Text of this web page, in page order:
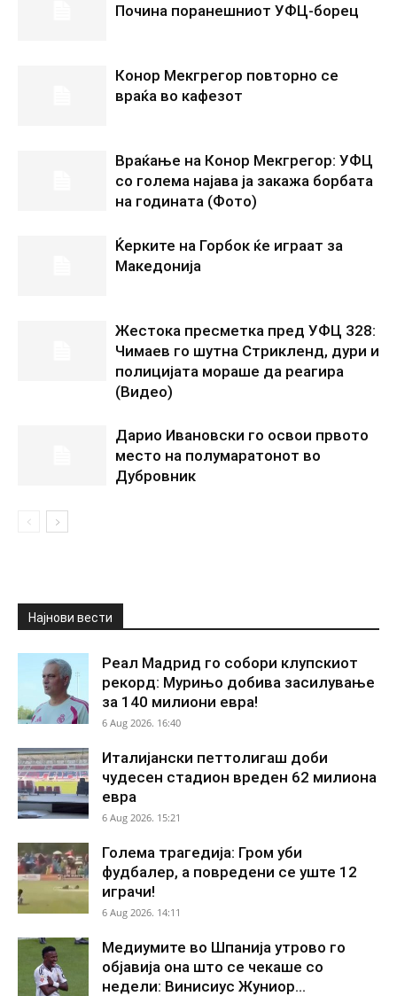
Почина поранешниот УФЦ-борец
Конор Мекгрегор повторно се
враќа во кафезот
Враќање на Конор Мекгрегор: УФЦ
со голема најава ја закажа борбата
на годината (Фото)
Ќерките на Горбок ќе играат за
Македонија
Жестока пресметка пред УФЦ 328:
Чимаев го шутна Стрикленд, дури и
полицијата мораше да реагира
(Видео)
Дарио Ивановски го освои првото
место на полумаратонот во
Дубровник
Најнови вести
Реал Мадрид го собори клупскиот
рекорд: Мурињо добива засилување
за 140 милиони евра!
6 Aug 2026. 16:40
Италијански петтолигаш доби
чудесен стадион вреден 62 милиона
евра
6 Aug 2026. 15:21
Голема трагедија: Гром уби
фудбалер, а повредени се уште 12
играчи!
6 Aug 2026. 14:11
Медиумите во Шпанија утрово го
објавија она што се чекаше со
недели: Винисиус Жуниор...